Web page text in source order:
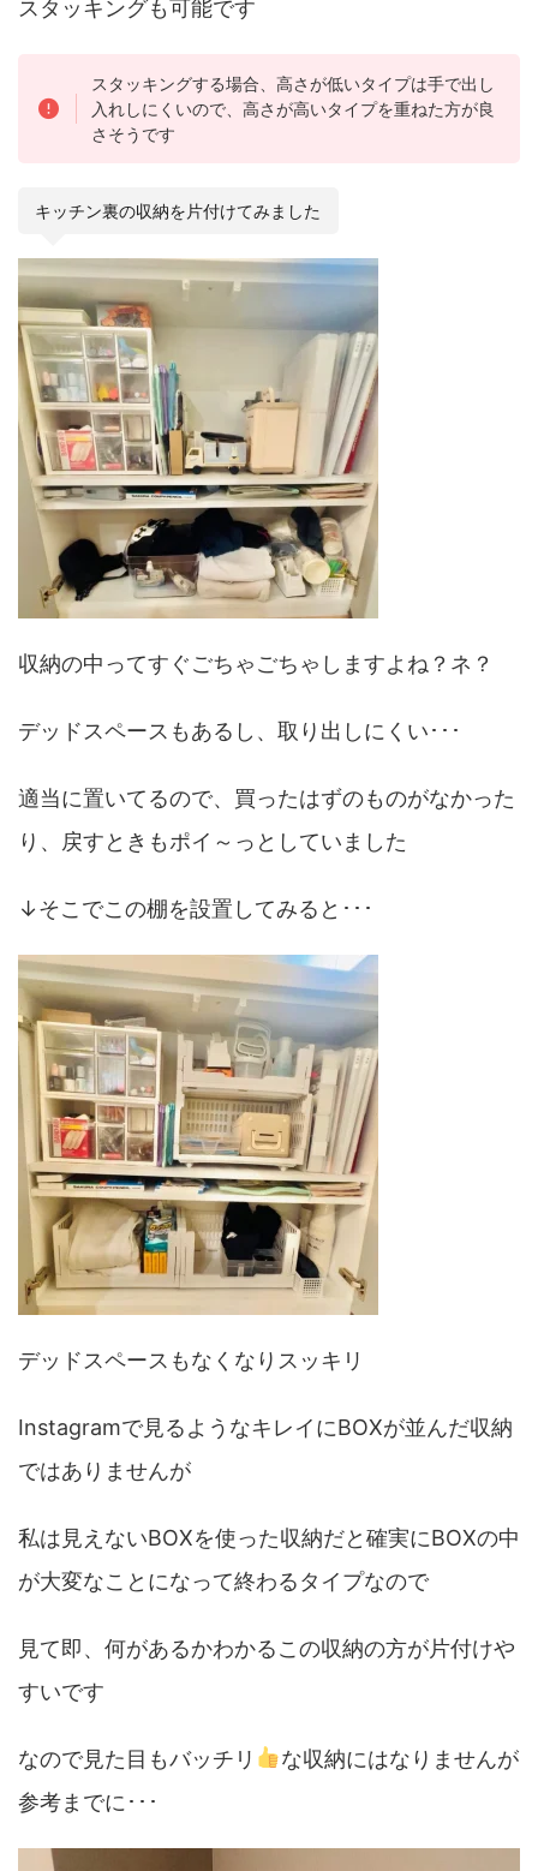
スタッキングも可能です
スタッキングする場合、高さが低いタイプは手で出し
入れしにくいので、高さが高いタイプを重ねた方が良
さそうです
キッチン裏の収納を片付けてみました
収納の中ってすぐごちゃごちゃしますよね？ネ？
デッドスペースもあるし、取り出しにくい･･･
適当に置いてるので、買ったはずのものがなかった
り、戻すときもポイ～っとしていました
↓そこでこの棚を設置してみると･･･
デッドスペースもなくなりスッキリ
Instagramで見るようなキレイにBOXが並んだ収納
ではありませんが
私は見えないBOXを使った収納だと確実にBOXの中
が大変なことになって終わるタイプなので
見て即、何があるかわかるこの収納の方が片付けや
すいです
なので見た目もバッチリ
な収納にはなりませんが
参考までに･･･